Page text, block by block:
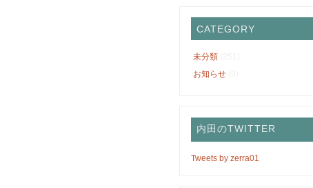
CATEGORY
未分類(251)
お知らせ(9)
内田のTWITTER
Tweets by zerra01